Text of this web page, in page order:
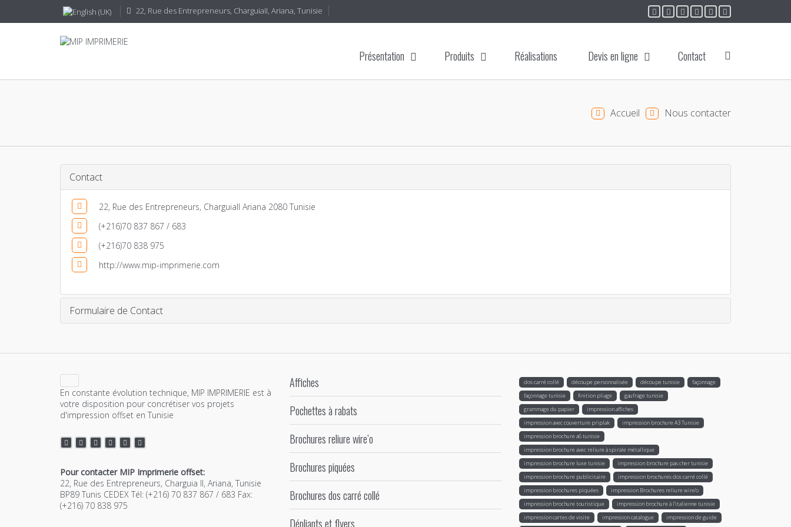
22, Rue des Entrepreneurs, CharguiaII, Ariana, Tunisie
Présentation Produits Réalisations Devis en ligne Contact
Accueil Nous contacter
Contact
22, Rue des Entrepreneurs, CharguiaII Ariana 2080 Tunisie
(+216)70 837 867 / 683
(+216)70 838 975
http://www.mip-imprimerie.com
Formulaire de Contact
En constante évolution technique, MIP IMPRIMERIE est à
votre disposition pour concrétiser vos projets
d'impression offset en Tunisie
Pour contacter MIP Imprimerie offset:
22, Rue des Entrepreneurs, Charguia II, Ariana, Tunisie
BP89 Tunis CEDEX Tél: (+216) 70 837 867 / 683 Fax:
(+216) 70 838 975
Affiches
Pochettes à rabats
Brochures reliure wire’o
Brochures piquées
Brochures dos carré collé
Dépliants et flyers
dos carré collé découpe personnalisée découpe tunisie
façonnage
façonnage tunisie
finition pliage
gaufrage tunisie
grammage du papier
impression affiches
impression avec couverture priplak
impression brochure A3 Tunisie
impression brochure a6 tunisie
impression brochure avec reliure à spirale métallique
impression brochure luxe tunisie
impression brochure pas cher tunisie
impression brochure publicitaire
impression brochures dos carré collé
impression brochures piquées
impression Brochures reliure wire’o
impression brochure touristique
impression brochure à l'italienne tunisie
impression cartes de visite
impression catalogue impression de guide